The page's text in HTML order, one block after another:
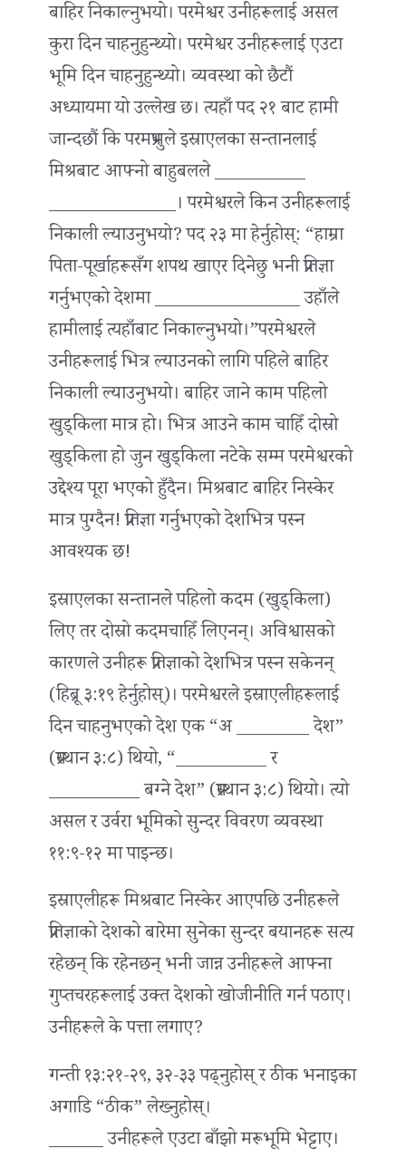
बाहिर निकाल्नुभयो। परमेश्वर उनीहरूलाई असल
कुरा दिन चाहनुहुन्थ्यो। परमेश्वर उनीहरूलाई एउटा
भूमि दिन चाहनुहुन्थ्यो। व्यवस्था को छैटौं
अध्यायमा यो उल्लेख छ। त्यहाँ पद २१ बाट हामी
जान्दछौं कि परमप्रभुले इस्राएलका सन्तानलाई
मिश्रबाट आफ्नो बाहुबलले __________
______________। परमेश्वरले किन उनीहरूलाई
निकाली ल्याउनुभयो? पद २३ मा हेर्नुहोस्: “हाम्रा
पिता-पूर्खाहरूसँग शपथ खाएर दिनेछु भनी प्रतिज्ञा
गर्नुभएको देशमा ________________ उहाँले
हामीलाई त्यहाँबाट निकाल्नुभयो।”परमेश्वरले
उनीहरूलाई भित्र ल्याउनको लागि पहिले बाहिर
निकाली ल्याउनुभयो। बाहिर जाने काम पहिलो
खुड्किला मात्र हो। भित्र आउने काम चाहिँ दोस्रो
खुड्किला हो जुन खुड्किला नटेके सम्म परमेश्वरको
उद्देश्य पूरा भएको हुँदैन। मिश्रबाट बाहिर निस्केर
मात्र पुग्दैन! प्रतिज्ञा गर्नुभएको देशभित्र पस्न
आवश्यक छ!
इस्राएलका सन्तानले पहिलो कदम (खुड्किला)
लिए तर दोस्रो कदमचाहिँ लिएनन्। अविश्वासको
कारणले उनीहरू प्रतिज्ञाको देशभित्र पस्न सकेनन्
(हिब्रू ३:१९ हेर्नुहोस्)। परमेश्वरले इस्राएलीहरूलाई
दिन चाहनुभएको देश एक “अ ________ देश”
(प्रस्थान ३:८) थियो, “__________ र
__________ बग्ने देश” (प्रस्थान ३:८) थियो। त्यो
असल र उर्वरा भूमिको सुन्दर विवरण व्यवस्था
११:९-१२ मा पाइन्छ।
इस्राएलीहरू मिश्रबाट निस्केर आएपछि उनीहरूले
प्रतिज्ञाको देशको बारेमा सुनेका सुन्दर बयानहरू सत्य
रहेछन् कि रहेनछन् भनी जान्न उनीहरूले आफ्ना
गुप्तचरहरूलाई उक्त देशको खोजीनीति गर्न पठाए।
उनीहरूले के पत्ता लगाए?
गन्ती १३:२१-२९, ३२-३३ पढ्नुहोस् र ठीक भनाइका
अगाडि “ठीक” लेख्‍नुहोस्।
______ उनीहरूले एउटा बाँझो मरूभूमि भेट्टाए।